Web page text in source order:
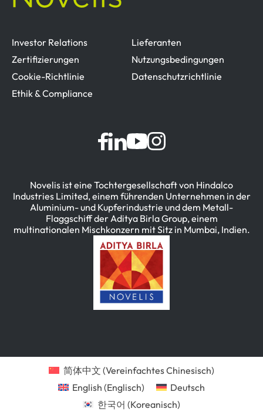
Investor Relations
Lieferanten
Zertifizierungen
Nutzungsbedingungen
Cookie-Richtlinie
Datenschutzrichtlinie
Ethik & Compliance
Novelis ist eine Tochtergesellschaft von Hindalco
Industries Limited, einem führenden Unternehmen in der
Aluminium- und Kupferindustrie und dem Metall-
Flaggschiff der Aditya Birla Group, einem
multinationalen Mischkonzern mit Sitz in Mumbai, Indien.
简体中文 (Vereinfachtes Chinesisch)
English (Englisch)
Deutsch
한국어 (Koreanisch)